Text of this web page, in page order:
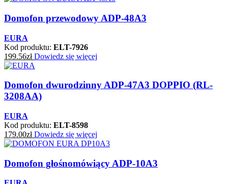
Domofon przewodowy ADP-48A3
EURA
Kod produktu: ELT-7926
199.56zł Dowiedz się więcej
Domofon dwurodzinny ADP-47A3 DOPPIO (RL-
3208AA)
EURA
Kod produktu: ELT-8598
179.00zł Dowiedz się więcej
Domofon głośnomówiący ADP-10A3